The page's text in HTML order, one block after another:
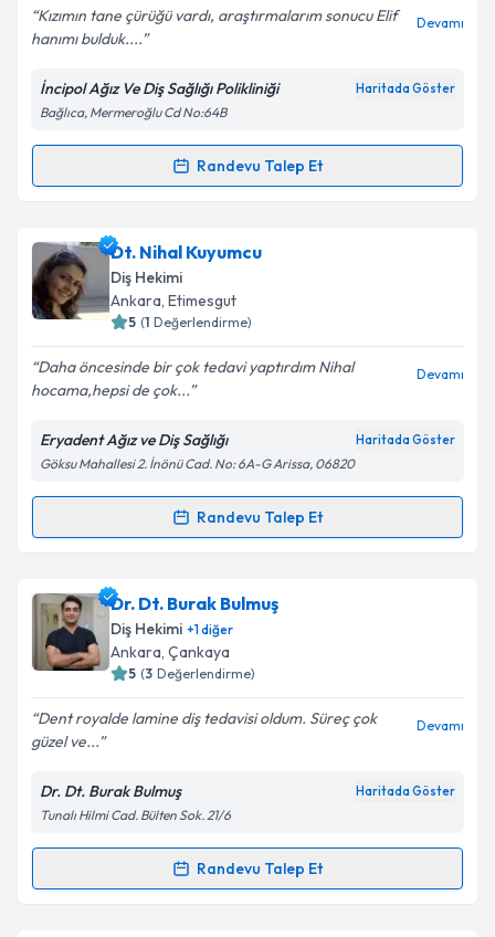
Kişisel verilerimin işlenmesine ilişkin
Aydınlatma
Metni'ni okudum ve kişisel verilerimin belirtilen
kapsamda işlenmesini kabul ediyorum.
Kızımın tane çürüğü vardı, araştırmalarım sonucu Elif
hanımı bulduk....
Devamı
İncipol Ağız Ve Diş Sağlığı Polikliniği Haritada Göster
Bağlıca, Mermeroğlu Cd No:64B
Randevu Talep Et
Randevu Takvimi Talebi
Uzm. Dt. Elif Tekpınar Çiftçi
talebi oluşturun. Size bu uzmandan randevu almanız
için bir takvim hazırlandığında e-posta ile
bilgilendireceğiz.
E-posta Adresiniz
Kişisel verilerimin işlenmesine ilişkinAydınlatma
Metni'ni okudum ve kişisel verilerimin belirtilen
kapsamda işlenmesini kabul ediyorum.
Dt. Nihal Kuyumcu
Diş Hekimi
Ankara, Etimesgut
5 (1 Değerlendirme)
Daha öncesinde bir çok tedavi yaptırdım Nihal
hocama,hepsi de çok...
Devamı
Eryadent Ağız ve Diş Sağlığı Haritada Göster
Göksu Mahallesi 2. İnönü Cad. No: 6A-G Arissa, 06820
Randevu Talep Et
Randevu Takvimi Talebi
Dt. Nihal Kuyumcuiçin randevu takvimi talebi
oluşturun. Size bu uzmandan randevu almanız için bir
takvim hazırlandığında e-posta ile bilgilendireceğiz.
Kişisel verilerimin işlenmesine ilişkin
Aydınlatma
Metni'ni okudum ve kişisel verilerimin belirtilen
kapsamda işlenmesini kabul ediyorum.
Dr. Dt. Burak Bulmuş
Diş Hekimi +1diğer
Ankara, Çankaya
5 (3 Değerlendirme)
Dent royalde lamine diş tedavisi oldum. Süreç çok
güzel ve...
Devamı
Dr. Dt. Burak Bulmuş Haritada Göster
Tunalı Hilmi Cad. Bülten Sok. 21/6
Randevu Talep Et
Randevu Takvimi Talebi